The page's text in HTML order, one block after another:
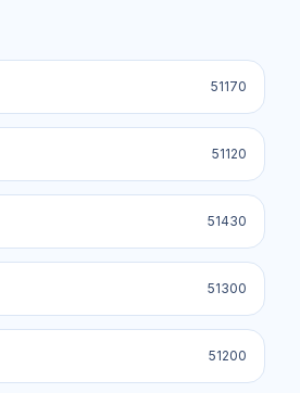
51170
51120
51430
51300
51200